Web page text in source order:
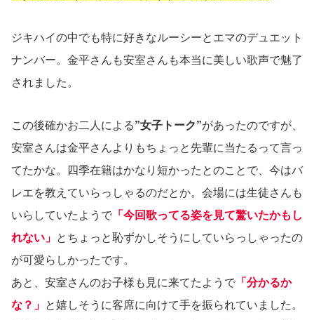
ジキハイの中でも特に好きなルーシーとエマのデュエット
ナンバー。金平さんも安室さんも本当に美しい歌声で魅了
されました。
この後確かお二人による”女子トーク”があったのですが、
安室さんは金平さんよりもちょっと先輩に当たるって言っ
てたかな。四季在籍はかなり短かったとのことで、今はバ
レエを教えていらっしゃるのだとか。会場には生徒さんも
いらしていたようで 「今回歌ってる姿を見て驚いたかもし
れない」 とちょっと恥ずかしそうにしていらっしゃったの
が可愛らしかったです。
あと、安室さんのお子様も見に来てたようで 「分かるか
な？」 と嬉しそうに客席に向けて手を振られていました。